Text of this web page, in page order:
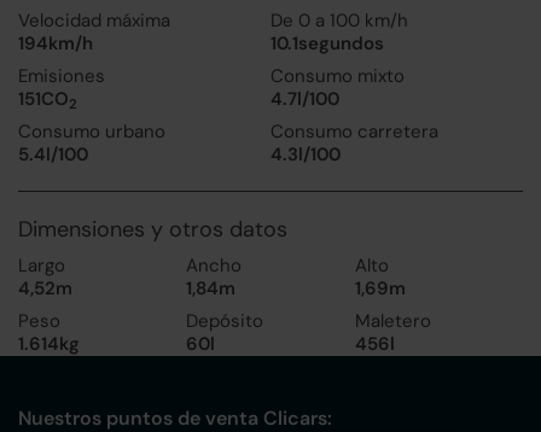
Velocidad máxima
194km/h
De 0 a 100 km/h
10.1segundos
Emisiones
151CO2
Consumo mixto
4.7l/100
Consumo urbano
5.4l/100
Consumo carretera
4.3l/100
Dimensiones y otros datos
Largo
4,52m
Ancho
1,84m
Alto
1,69m
Peso
1.614kg
Depósito
60l
Maletero
456l
Nuestros puntos de venta Clicars: